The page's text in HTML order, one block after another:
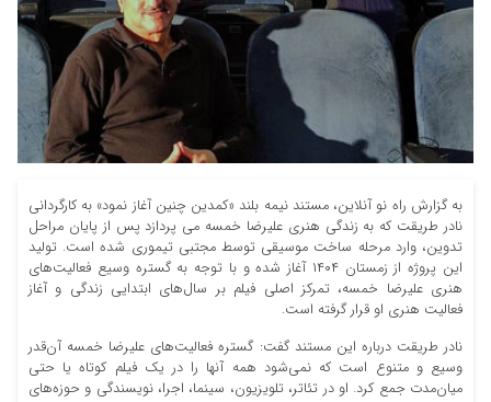
به گزارش راه نو آنلاین، مستند نیمه ‌بلند «کمدین چنین آغاز نمود» به کارگردانی
نادر طریقت که به زندگی هنری علیرضا خمسه می پردازد پس از پایان مراحل
تدوین، وارد مرحله ساخت موسیقی توسط مجتبی تیموری شده است. تولید
این پروژه از زمستان ۱۴۰۴ آغاز شده و با توجه به گستره وسیع فعالیت‌های
هنری علیرضا خمسه، تمرکز اصلی فیلم بر سال‌های ابتدایی زندگی و آغاز
فعالیت هنری او قرار گرفته است.
نادر طریقت درباره این مستند گفت: گستره فعالیت‌های علیرضا خمسه آن‌قدر
وسیع و متنوع است که نمی‌شود همه آنها را در یک فیلم کوتاه یا حتی
میان‌مدت جمع کرد. او در تئاتر، تلویزیون، سینما، اجرا، نویسندگی و حوزه‌های